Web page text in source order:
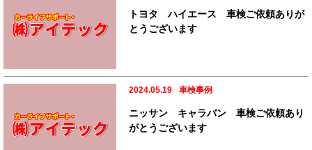
トヨタ ハイエース 車検ご依頼ありが
とうございます
2024.05.19 車検事例
ニッサン キャラバン 車検ご依頼あり
がとうございます